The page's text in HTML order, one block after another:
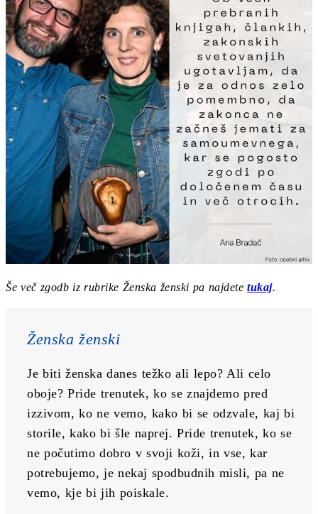
Še več zgodb iz rubrike Ženska ženski pa najdete tukaj.
Ženska ženski
Je biti ženska danes težko ali lepo? Ali celo
oboje? Pride trenutek, ko se znajdemo pred
izzivom, ko ne vemo, kako bi se odzvale, kaj bi
storile, kako bi šle naprej. Pride trenutek, ko se
ne počutimo dobro v svoji koži, in vse, kar
potrebujemo, je nekaj spodbudnih misli, pa ne
vemo, kje bi jih poiskale.